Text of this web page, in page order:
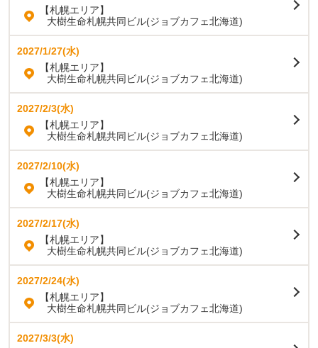
【札幌エリア】
大樹生命札幌共同ビル(ジョブカフェ北海道)
2027/1/27(水)
【札幌エリア】
大樹生命札幌共同ビル(ジョブカフェ北海道)
2027/2/3(水)
【札幌エリア】
大樹生命札幌共同ビル(ジョブカフェ北海道)
2027/2/10(水)
【札幌エリア】
大樹生命札幌共同ビル(ジョブカフェ北海道)
2027/2/17(水)
【札幌エリア】
大樹生命札幌共同ビル(ジョブカフェ北海道)
2027/2/24(水)
【札幌エリア】
大樹生命札幌共同ビル(ジョブカフェ北海道)
2027/3/3(水)